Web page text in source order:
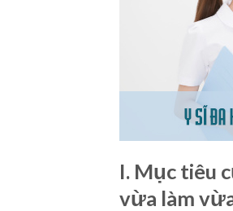
I. Mục tiêu
vừa làm